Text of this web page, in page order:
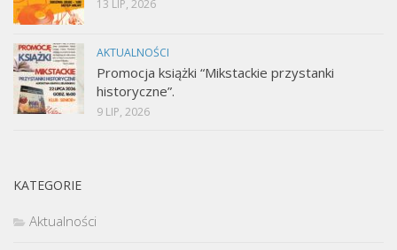
13 LIP, 2026
AKTUALNOŚCI
Promocja książki “Mikstackie przystanki
historyczne”.
9 LIP, 2026
KATEGORIE
Aktualności